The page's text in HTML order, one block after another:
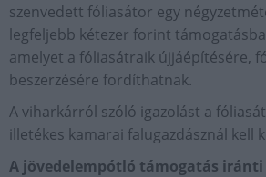
szenvedett fóliasátor egy
legfeljebb kétezer forint
amelyet a fóliasátraik újjáépítésére,
beszerzésére fordíthatnak.
A viharkárról szóló igazolást a
illetékes kamarai falugazdásznál kell
A jövedelempótló támogatás